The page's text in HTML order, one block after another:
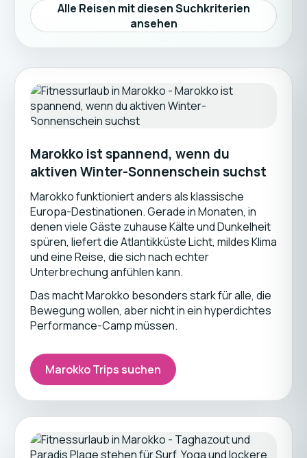
Alle Reisen mit diesen Suchkriterien
ansehen
Marokko ist spannend, wenn du
aktiven Winter-Sonnenschein suchst
Marokko funktioniert anders als klassische
Europa-Destinationen. Gerade in Monaten, in
denen viele Gäste zuhause Kälte und Dunkelheit
spüren, liefert die Atlantikküste Licht, mildes Klima
und eine Reise, die sich nach echter
Unterbrechung anfühlen kann.
Das macht Marokko besonders stark für alle, die
Bewegung wollen, aber nicht in ein hyperdichtes
Performance-Camp müssen.
Marokko Trips suchen